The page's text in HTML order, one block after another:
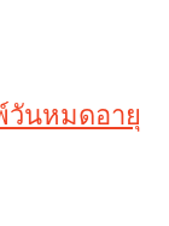
วันหมดอายุ